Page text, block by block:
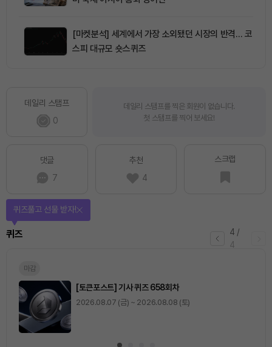
[마켓분석] 세계에서 가장 소외됐던 시장의 반격… 코
스피 대규모 숏스퀴즈
데일리 스탬프
0
데일리 스탬프를 찍은 회원이 없습니다.
첫 스탬프를 찍어 보세요!
댓글
7
추천
4
스크랩
4 /
4
퀴즈
퀴즈풀고 선물 받자!
마감
[토큰포스트] 기사 퀴즈 658회차
2026.08.07 (금) ~ 2026.08.08 (토)